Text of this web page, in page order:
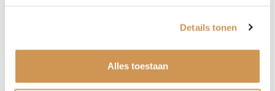
Details tonen
Alles toestaan